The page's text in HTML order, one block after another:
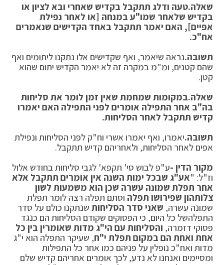
שאלה.טעה ודלג תתקבל בקדיש שאחרי ובא לציון או
בקדיש שלאחר שמו"ע במנחה [או לאחר נפילת
אפיים], האם יאמר תתקבל באחד הקדישים שנאמרים
אח"כ.
תשובה.נראה שיאמר, ואף שקדישים אלו נתקנו ליתומים ואף
שהם קטנים, ומ"מ במקרה זה לא יאמר הקדיש יתום שהוא
קטן.
שאלה.במקומות שמחמת שאין זמן לומר את סליחות
בה"ב אחר התפילה אומרים לפני התפילה האם יאמרו
קדיש תתקבל לאחר הסליחות.
תשובה.יאמרו, ואף יאמרו אשרי וח"ק לפני הסליחות ונפילת
אפים לאחר הסליחות, ולאחריהם קדיש תתקבל.
מקור הדין -ע"פ לבוש סי' תקפא' לגבי סליחות בחודש אלול
וז"ל: "אע"ג שבכל ימות השנה אין אומרים תתקבל אלא
אחר תפלת שמונה עשרה שכן הוא משמעות לשון
צלותהון שפירושו תפלה וסתם תפלה רצה לומר תפלת
שמונה עשרה, שאני סדר הסליחות שנתקנו כולם על סדר
התפלהשל כל היום, כי הפסוקים שקודם הסליחות הם כנגד
פסוקי דזמרה, והסליחות עם הי"ג מדות שאומרין בין כל
אחת ואחת הם במקום תפלת י"ח, שעיקר התפלה הוא י"ג
מדות ואח"כ נופלין על פניהם כמו אחר כל התפילות
ומסיימים ואנחנו לא נדע, לכך אומרים אחריהם קדיש שלם